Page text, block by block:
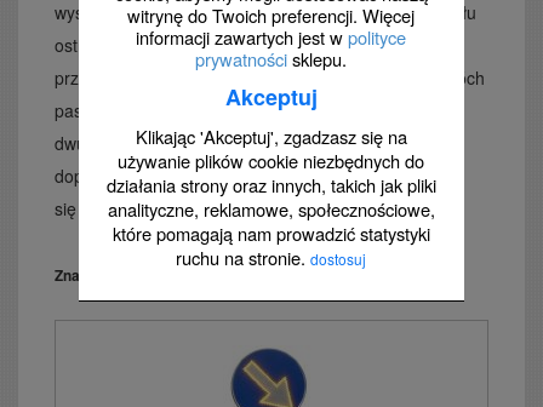
witrynę do Twoich preferencji. Więcej
informacji zawartych jest wpolityce
prywatnościsklepu.
Akceptuj
Klikając 'Akceptuj', zgadzasz się na
używanie plików cookie niezbędnych do
działania strony oraz innych, takich jak pliki
analityczne, reklamowe, społecznościowe,
które pomagają nam prowadzić statystyki
ruchu na stronie.dostosuj
występujące potrącenia pieszych). Stosowanie sygnału
ostrzegawczego łącznie ze znakiem D-6 w przypadku
przejść przez drogi dwukierunkowe o co najmniej dwóch
pasach w jednym kierunku ruchu oraz drogi
dwujezdniowe poza obszarem zabudowanym jest
dopuszczalne w wyjątkowych okolicznościach (zaleca
się raczej sygnalizację wzbudzaną lub pełną).
Znaki C-9, C-10, C-11 na słupkach przeszkodowych